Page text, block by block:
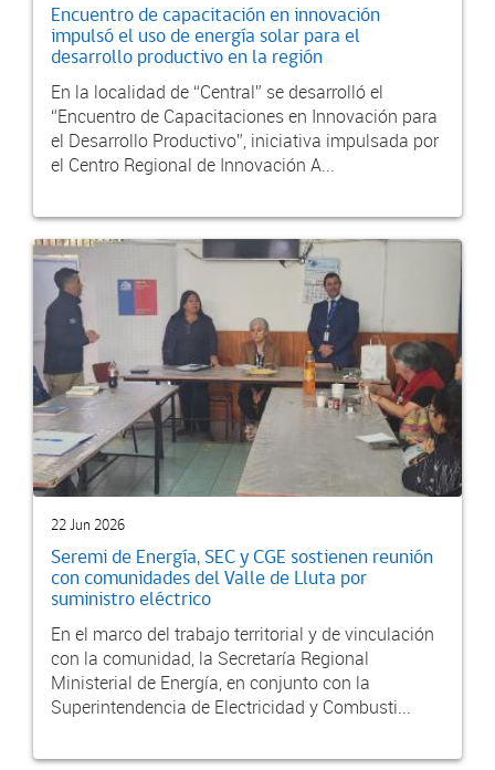
Encuentro de capacitación en innovación
impulsó el uso de energía solar para el
desarrollo productivo en la región
En la localidad de “Central” se desarrolló el
“Encuentro de Capacitaciones en Innovación para
el Desarrollo Productivo”, iniciativa impulsada por
el Centro Regional de Innovación A...
22 Jun 2026
Seremi de Energía, SEC y CGE sostienen reunión
con comunidades del Valle de Lluta por
suministro eléctrico
En el marco del trabajo territorial y de vinculación
con la comunidad, la Secretaría Regional
Ministerial de Energía, en conjunto con la
Superintendencia de Electricidad y Combusti...